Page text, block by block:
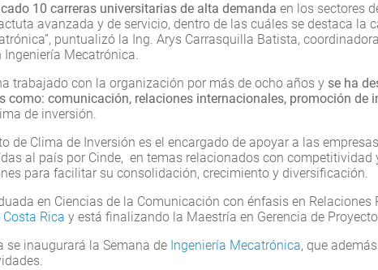
10 carreras universitarias de alta demanda en los sectores
avanzada y de servicio, dentro de las cuáles se destaca la
puntualizó la Ing. Arys Carrasquilla Batista,
Ingeniería Mecatrónica.
trabajado con la organización por más de ocho años y se ha
como: comunicación, relaciones internacionales, promoción de
de inversión.
de Clima de Inversión es el encargado de apoyar a las
al país por Cinde, en temas relacionados con competitividad
para facilitar su consolidación, crecimiento y diversificación.
en Ciencias de la Comunicación con énfasis en Relaciones
Rica y está finalizando la Maestría en Gerencia de
se inaugurará la Semana de Ingeniería Mecatrónica, que